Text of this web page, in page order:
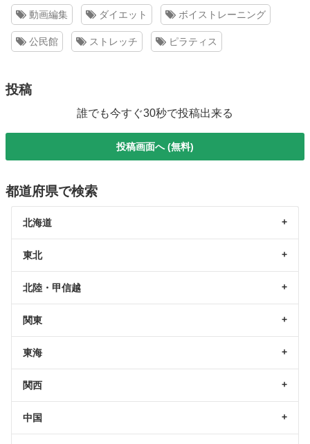
動画編集 ダイエット ボイストレーニング
公民館 ストレッチ ピラティス
投稿
誰でも今すぐ30秒で投稿出来る
投稿画面へ (無料)
都道府県で検索
北海道
東北
北陸・甲信越
関東
東海
関西
中国